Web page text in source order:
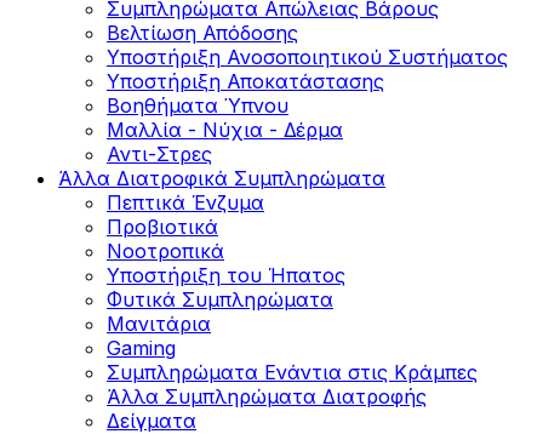
Συμπληρώματα Aπώλειας Βάρους
Βελτίωση Απόδοσης
Υποστήριξη Ανοσοποιητικού Συστήματος
Yποστήριξη Αποκατάστασης
Βοηθήματα Ύπνου
Μαλλία - Νύχια - Δέρμα
Αντι-Στρες
Άλλα Διατροφικά Συμπληρώματα
Πεπτικά Ένζυμα
Προβιοτικά
Νοοτροπικά
Υποστήριξη του Ήπατος
Φυτικά Συμπληρώματα
Μανιτάρια
Gaming
Συμπληρώματα Ενάντια στις Κράμπες
Άλλα Συμπληρώματα Διατροφής
Δείγματα